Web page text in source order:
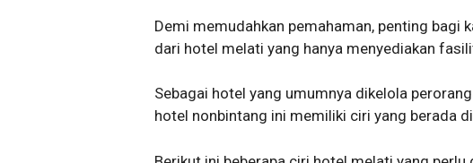
Demi memudahkan pemahaman, penting bagi
dari hotel melati yang hanya menyediakan
Sebagai hotel yang umumnya dikelola
hotel nonbintang ini memiliki ciri yang berada